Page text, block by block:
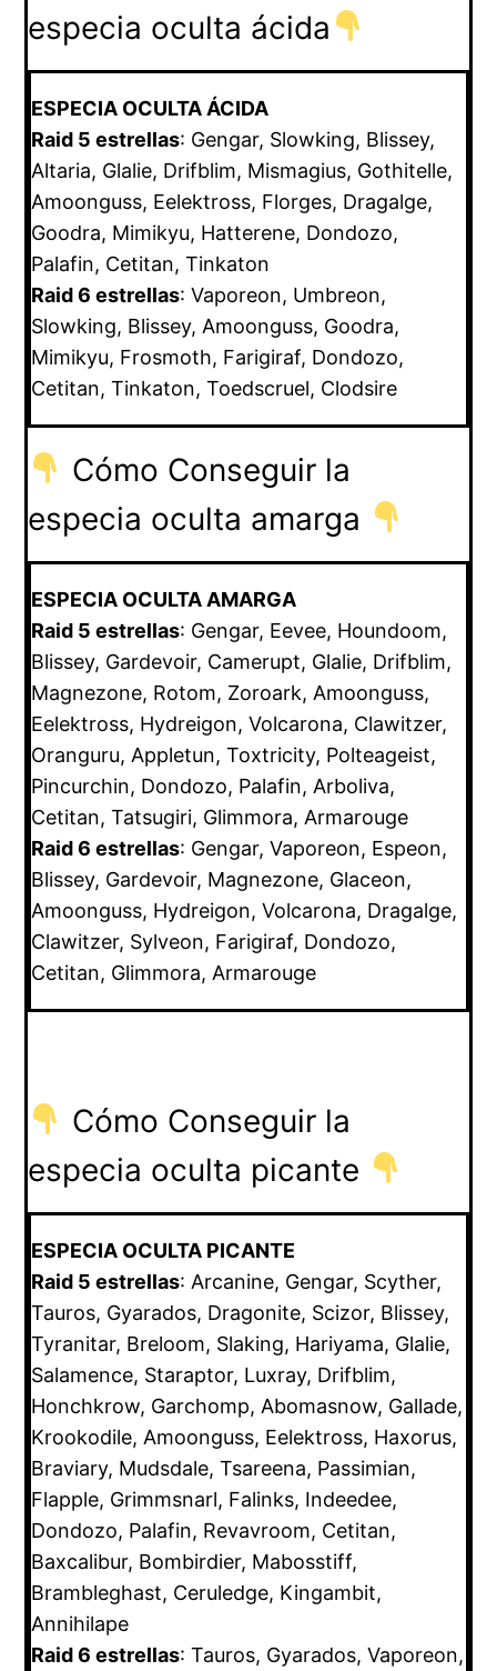
especia oculta ácida
ESPECIA OCULTA ÁCIDA
Raid 5 estrellas: Gengar, Slowking, Blissey,
Altaria, Glalie, Drifblim, Mismagius, Gothitelle,
Amoonguss, Eelektross, Florges, Dragalge,
Goodra, Mimikyu, Hatterene, Dondozo,
Palafin, Cetitan, Tinkaton
Raid 6 estrellas: Vaporeon, Umbreon,
Slowking, Blissey, Amoonguss, Goodra,
Mimikyu, Frosmoth, Farigiraf, Dondozo,
Cetitan, Tinkaton, Toedscruel, Clodsire
Cómo Conseguir la
especia oculta amarga
ESPECIA OCULTA AMARGA
Raid 5 estrellas: Gengar, Eevee, Houndoom,
Blissey, Gardevoir, Camerupt, Glalie, Drifblim,
Magnezone, Rotom, Zoroark, Amoonguss,
Eelektross, Hydreigon, Volcarona, Clawitzer,
Oranguru, Appletun, Toxtricity, Polteageist,
Pincurchin, Dondozo, Palafin, Arboliva,
Cetitan, Tatsugiri, Glimmora, Armarouge
Raid 6 estrellas: Gengar, Vaporeon, Espeon,
Blissey, Gardevoir, Magnezone, Glaceon,
Amoonguss, Hydreigon, Volcarona, Dragalge,
Clawitzer, Sylveon, Farigiraf, Dondozo,
Cetitan, Glimmora, Armarouge
Cómo Conseguir la
especia oculta picante
ESPECIA OCULTA PICANTE
Raid 5 estrellas: Arcanine, Gengar, Scyther,
Tauros, Gyarados, Dragonite, Scizor, Blissey,
Tyranitar, Breloom, Slaking, Hariyama, Glalie,
Salamence, Staraptor, Luxray, Drifblim,
Honchkrow, Garchomp, Abomasnow, Gallade,
Krookodile, Amoonguss, Eelektross, Haxorus,
Braviary, Mudsdale, Tsareena, Passimian,
Flapple, Grimmsnarl, Falinks, Indeedee,
Dondozo, Palafin, Revavroom, Cetitan,
Baxcalibur, Bombirdier, Mabosstiff,
Brambleghast, Ceruledge, Kingambit,
Annihilape
Raid 6 estrellas: Tauros, Gyarados, Vaporeon,